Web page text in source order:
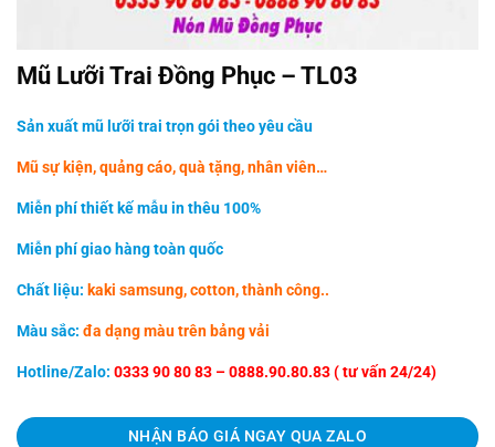
Mũ Lưỡi Trai Đồng Phục – TL03
Sản xuất mũ lưỡi trai trọn gói theo yêu cầu
Mũ sự kiện, quảng cáo, quà tặng, nhân viên…
Miễn phí thiết kế mẫu in thêu 100%
Miễn phí giao hàng toàn quốc
Chất liệu: kaki samsung, cotton, thành công..
Màu sắc: đa dạng màu trên bảng vải
Hotline/Zalo: 0333 90 80 83 – 0888.90.80.83 ( tư vấn 24/24)
NHẬN BÁO GIÁ NGAY QUA ZALO